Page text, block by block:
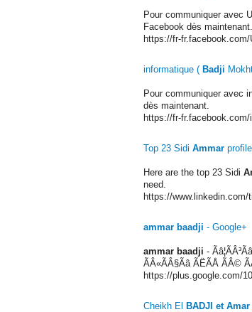
Pour communiquer avec
Facebook dès maintenant.
https://fr-
informatique ( Badji
Pour communiquer avec
dès maintenant.
https://fr-
Top 23 Sidi Ammar
Here are the top 23 Sidi
need.
https://
ammar baadji - Google+
ammar baadji -
ÃÂ«ÃÂ§Ãâ ÃËÃÅ ÃÂ©
https://plus.google.com/
Cheikh El BADJI et